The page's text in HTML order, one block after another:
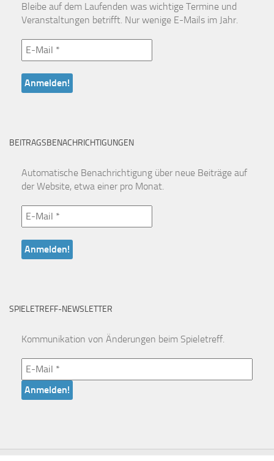
Bleibe auf dem Laufenden was wichtige Termine und
Veranstaltungen betrifft. Nur wenige E-Mails im Jahr.
BEITRAGSBENACHRICHTIGUNGEN
Automatische Benachrichtigung über neue Beiträge auf
der Website, etwa einer pro Monat.
SPIELETREFF-NEWSLETTER
Kommunikation von Änderungen beim Spieletreff.